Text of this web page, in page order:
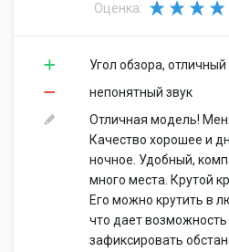
Оценка:
Угол обзора,
непонятный звук
Отличная модель!
Качество хорошее и
ночное. Удобный,
много места. Крутой
Его можно крутить в
что дает возможность
зафиксировать